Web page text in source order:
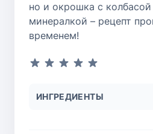
но и окрошка с
минералкой – рецепт
временем!
ИНГРЕДИЕНТЫ